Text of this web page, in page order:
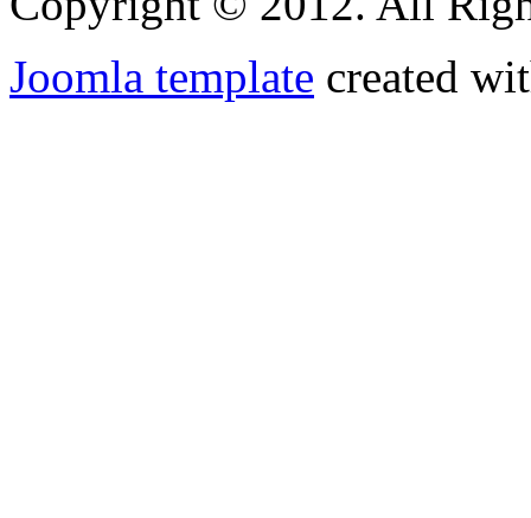
Joomla template created